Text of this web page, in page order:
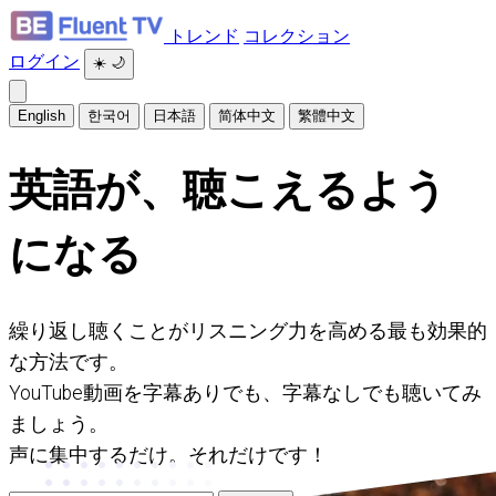
トレンド コレクション
ログイン
☀️ 🌙
English 한국어 日本語 简体中文 繁體中文
英語が、聴こえるよう
になる
繰り返し聴くことがリスニング力を高める最も効果的
な方法です。
YouTube動画を字幕ありでも、字幕なしでも聴いてみ
ましょう。
声に集中するだけ。それだけです！